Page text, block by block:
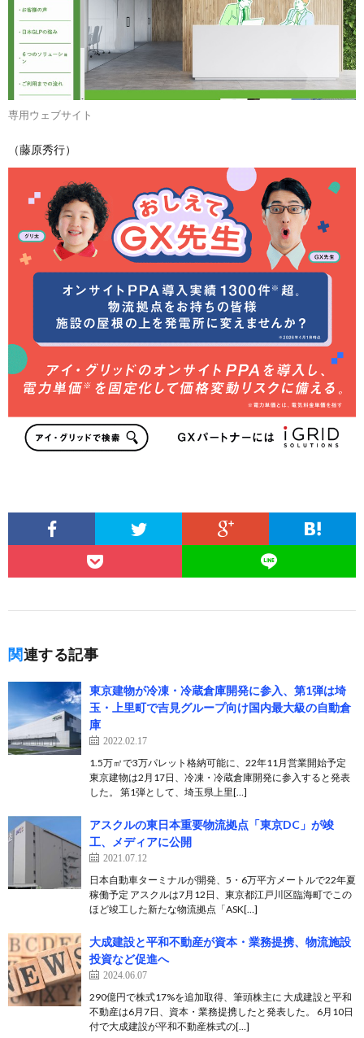
専用ウェブサイト
（藤原秀行）
関連する記事
東京建物が冷凍・冷蔵倉庫開発に参入、第1弾は埼
玉・上里町で吉見グループ向け国内最大級の自動倉
庫
2022.02.17
1.5万㎡で3万パレット格納可能に、22年11月営業開始予定
東京建物は2月17日、冷凍・冷蔵倉庫開発に参入すると発表
した。 第1弾として、埼玉県上里[…]
アスクルの東日本重要物流拠点「東京DC」が竣
工、メディアに公開
2021.07.12
日本自動車ターミナルが開発、5・6万平方メートルで22年夏
稼働予定 アスクルは7月12日、東京都江戸川区臨海町でこの
ほど竣工した新たな物流拠点「ASK[…]
大成建設と平和不動産が資本・業務提携、物流施設
投資など促進へ
2024.06.07
290億円で株式17%を追加取得、筆頭株主に 大成建設と平和
不動産は6月7日、資本・業務提携したと発表した。 6月10日
付で大成建設が平和不動産株式の[…]